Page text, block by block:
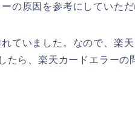
の原因を参考にしていただ
ていました。なので、楽
たら、楽天カードエラーの